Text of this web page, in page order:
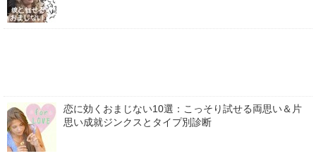
恋に効くおまじない10選：こっそり試せる両思い＆片
思い成就ジンクスとタイプ別診断